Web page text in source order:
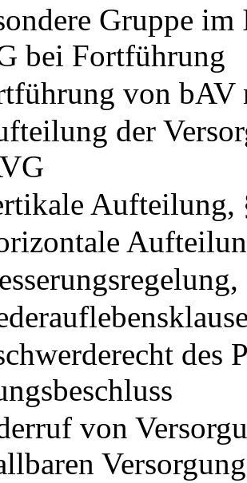
Gruppe
bei Fortführung
von bAV
der
Aufteilung,
des
von